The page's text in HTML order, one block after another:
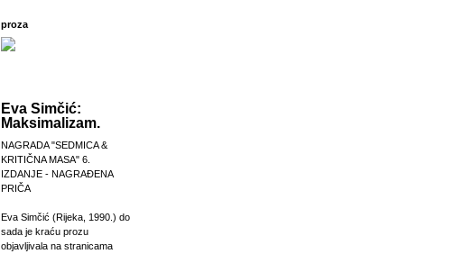
proza
Eva Simčić:
Maksimalizam.
NAGRADA "SEDMICA &
KRITIČNA MASA" 6.
IZDANJE - NAGRAĐENA
PRIČA
Eva Simčić (Rijeka, 1990.) do
sada je kraću prozu
objavljivala na stranicama